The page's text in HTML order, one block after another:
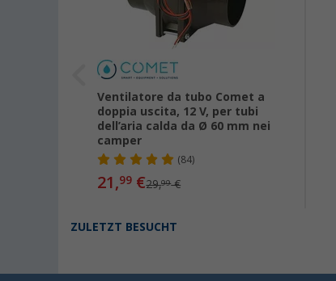
Ventilatore da tubo Comet a
doppia uscita, 12 V, per tubi
dell’aria calda da Ø 60 mm nei
camper
(84)
21,99 €29,99€
ZULETZT BESUCHT